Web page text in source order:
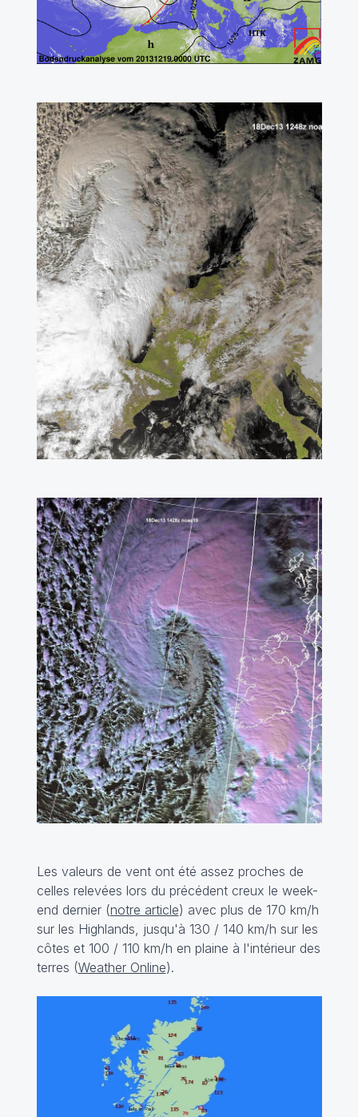
Les valeurs de vent ont été assez proches de
celles relevées lors du précédent creux le week-
end dernier (notre article) avec plus de 170 km/h
sur les Highlands, jusqu'à 130 / 140 km/h sur les
côtes et 100 / 110 km/h en plaine à l'intérieur des
terres (Weather Online).